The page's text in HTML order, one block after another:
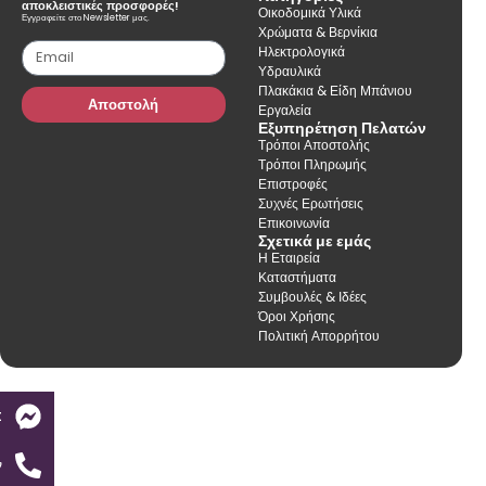
αποκλειστικές προσφορές!
Εγγραφείτε στο Newsletter μας.
Αποστολή
Οικοδομικά Υλικά
Χρώματα & Βερνίκια
Ηλεκτρολογικά
Υδραυλικά
Πλακάκια & Είδη Μπάνιου
Εργαλεία
Εξυπηρέτηση Πελατών
Τρόποι Αποστολής
Τρόποι Πληρωμής
Επιστροφές
Συχνές Ερωτήσεις
Επικοινωνία
Σχετικά με εμάς
Η Εταιρεία
Καταστήματα
Συμβουλές & Ιδέες
Όροι Χρήσης
Πολιτική Απορρήτου